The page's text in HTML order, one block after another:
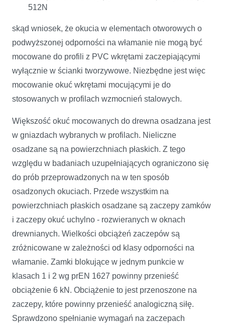
512N
skąd wniosek, że okucia w elementach otworowych o
podwyższonej odporności na włamanie nie mogą być
mocowane do profili z PVC wkrętami zaczepiającymi
wyłącznie w ścianki tworzywowe. Niezbędne jest więc
mocowanie okuć wkrętami mocującymi je do
stosowanych w profilach wzmocnień stalowych.
Większość okuć mocowanych do drewna osadzana jest
w gniazdach wybranych w profilach. Nieliczne
osadzane są na powierzchniach płaskich. Z tego
względu w badaniach uzupełniających ograniczono się
do prób przeprowadzonych na w ten sposób
osadzonych okuciach. Przede wszystkim na
powierzchniach płaskich osadzane są zaczepy zamków
i zaczepy okuć uchylno - rozwieranych w oknach
drewnianych. Wielkości obciążeń zaczepów są
zróżnicowane w zależności od klasy odporności na
włamanie. Zamki blokujące w jednym punkcie w
klasach 1 i 2 wg prEN 1627 powinny przenieść
obciążenie 6 kN. Obciążenie to jest przenoszone na
zaczepy, które powinny przenieść analogiczną siłę.
Sprawdzono spełnianie wymagań na zaczepach